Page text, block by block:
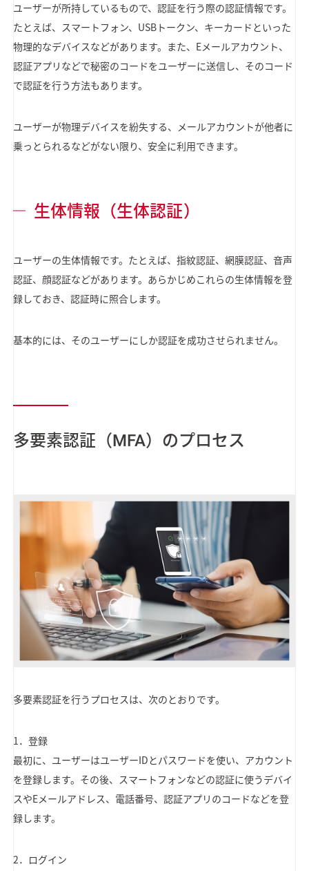
ユーザーが所持しているもので、認証を行う際の認証情報です。
たとえば、スマートフォン、USBトークン、キーカードといった
物理的なデバイスなどがあります。また、Eメールアカウント、
認証アプリなどで秘密のコードをユーザーに送信し、そのコード
で認証を行う方法もあります。
ユーザーが物理デバイスを紛失する、メールアカウントが他者に
乗っとられるなどがない限り、安全に利用できます。
生体情報（生体認証）
ユーザーの生体情報です。たとえば、指紋認証、網膜認証、音声
認証、顔認証などがあります。あらかじめこれらの生体情報を登
録しておき、認証時に照合します。
基本的には、そのユーザーにしか認証を成功させられません。
多要素認証（MFA）のプロセス
多要素認証を行うプロセスは、次のとおりです。
1．登録
最初に、ユーザーはユーザーIDとパスワードを使い、アカウント
を登録します。その後、スマートフォンなどの認証に使うデバイ
スやEメールアドレス、電話番号、認証アプリのコードなどを登
録します。
2．ログイン